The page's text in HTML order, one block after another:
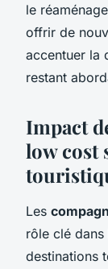
le
offrir de
accentuer la
restant
Impact
low cost
Les
rôle clé
destinations